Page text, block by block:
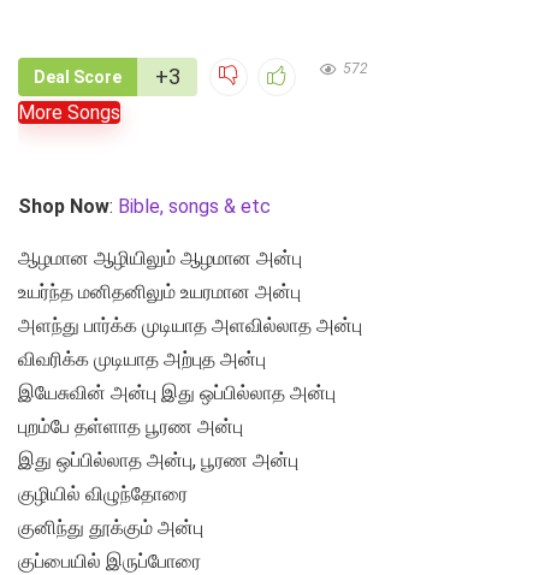
Deal Score +3 572
More Songs
Shop Now: Bible, songs & etc
ஆழமான ஆழியிலும் ஆழமான அன்பு
உயர்ந்த மனிதனிலும் உயரமான அன்பு
அளந்து பார்க்க முடியாத அளவில்லாத அன்பு
விவரிக்க முடியாத அற்புத அன்பு
இயேசுவின் அன்பு இது ஒப்பில்லாத அன்பு
புறம்பே தள்ளாத பூரண அன்பு
இது ஒப்பில்லாத அன்பு, பூரண அன்பு
குழியில் விழுந்தோரை
குனிந்து தூக்கும் அன்பு
குப்பையில் இருப்போரை